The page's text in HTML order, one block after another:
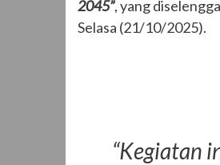
2045”, yang
Selasa (21/10/2025).
“Kegiatan